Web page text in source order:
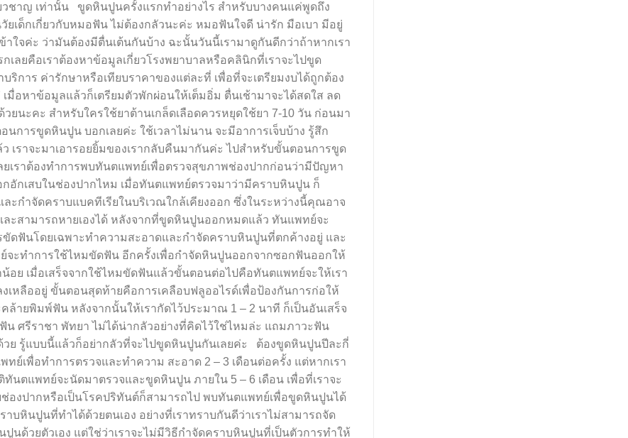
วชาญ เท่านั้น ขูดหินปูนครั้งแรกทำอย่างไร สำหรับบางคนแค่พูดถึง
เด็กเกี่ยวกับหมอฟัน ไม่ต้องกลัวนะค่ะ หมอฟันใจดี น่ารัก มือเบา มีอยู่
ใจค่ะ ว่ามันต้องมีตื่นเต้นกันบ้าง ฉะนั้นวันนี้เรามาดูกันดีกว่าถ้าหากเรา
ลยคือเราต้องหาข้อมูลเกี่ยวโรงพยาบาลหรือคลินิกที่เราจะไปขูด
การ ค่ารักษาหรือเทียบราคาของแต่ละที่ เพื่อที่จะเตรียมงบได้ถูกต้อง
อหาข้อมูลแล้วก็เตรียมตัวพักผ่อนให้เต็มอิ่ม ตื่นเช้ามาจะได้สดใส ลด
ะคะ สำหรับใครใช้ยาต้านเกล็ดเลือดควรหยุดใช้ยา 7-10 วัน ก่อนมา
รขูดหินปูน บอกเลยค่ะ ใช้เวลาไม่นาน จะมีอาการเจ็บบ้าง รู้สึก
เราจะมาเอารอยยิ้มของเรากลับคืนมากันค่ะ ไปสำหรับขั้นตอนการขูด
เราต้องทำการพบทันตแพทย์เพื่อตรวจสุขภาพช่องปากก่อนว่ามีปัญหา
อักเสบในช่องปากไหม เมื่อทันตแพทย์ตรวจมาว่ามีคราบหินปูน ก็
กำจัดคราบแบคทีเรียในบริเวณใกล้เคียงออก ซึ่งในระหว่างนี้คุณอาจ
ะสามารถหายเองได้ หลังจากที่ขูดหินปูนออกหมดแล้ว ทันแพทย์จะ
ดฟันโดยเฉพาะทำความสะอาดและกำจัดคราบหินปูนที่ตกค้างอยู่ และ
จะทำการใช้ไหมขัดฟัน อีกครั้งเพื่อกำจัดหินปูนออกจากซอกฟันออกให้
อย เมื่อเสร็จจากใช้ไหมขัดฟันแล้วขั้นตอนต่อไปคือทันตแพทย์จะให้เรา
เหลืออยู่ ขั้นตอนสุดท้ายคือการเคลือบฟลูออไรด์เพื่อป้องกันการก่อให้
ายพิมพ์ฟัน หลังจากนั้นให้เรากัดไว้ประมาณ 1 – 2 นาที ก็เป็นอันเสร็จ
น ศรีราชา พัทยา ไม่ได้น่ากลัวอย่างที่คิดไว้ใช่ไหมล่ะ แถมภาวะฟัน
ย รู้แบบนี้แล้วก็อย่ากลัวที่จะไปขูดหินปูนกันเลยค่ะ ต้องขูดหินปูนปีละกี่
เพื่อทำการตรวจและทำความ สะอาด 2 – 3 เดือนต่อครั้ง แต่หากเรา
นตแพทย์จะนัดมาตรวจและขูดหินปูน ภายใน 5 – 6 เดือน เพื่อที่เราจะ
งปากหรือเป็นโรคปริทันต์ก็สามารถไป พบทันตแพทย์เพื่อขูดหินปูนได้
บหินปูนที่ทำได้ด้วยตนเอง อย่างที่เราทราบกันดีว่าเราไม่สามารถจัด
นด้วยตัวเอง แต่ใช่ว่าเราจะไม่มีวิธีกำจัดคราบหินปูนที่เป็นตัวการทำให้